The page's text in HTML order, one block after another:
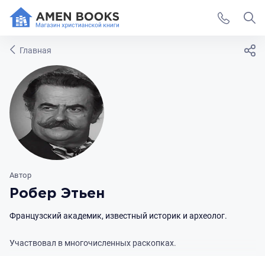
Главная
Автор
Робер Этьен
Французский академик, известный историк и археолог.
Участвовал в многочисленных раскопках.